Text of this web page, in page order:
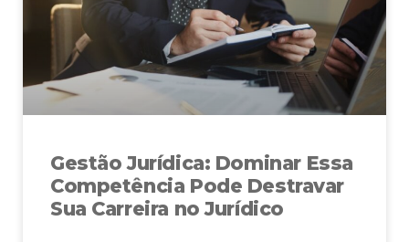
Gestão Jurídica: Dominar Essa
Competência Pode Destravar
Sua Carreira no Jurídico